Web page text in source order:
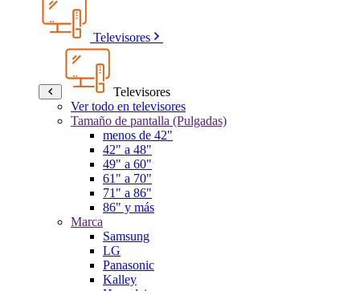
Televisores
Televisores
Ver todo en televisores
Tamaño de pantalla (Pulgadas)
menos de 42"
42" a 48"
49" a 60"
61" a 70"
71" a 86"
86" y más
Marca
Samsung
LG
Panasonic
Kalley